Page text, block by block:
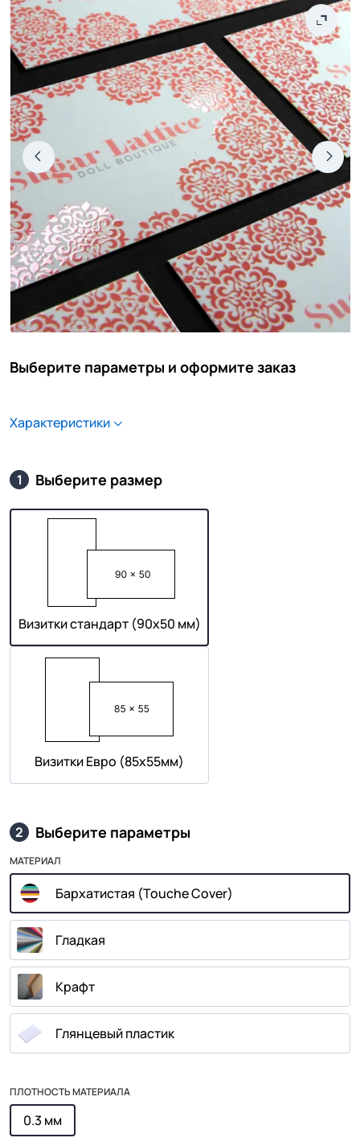
Выберите параметры и оформите заказ
Характеристики
1 Выберите размер
Визитки стандарт (90х50 мм)
Визитки Евро (85х55мм)
2 Выберите параметры
МАТЕРИАЛ
Бархатистая (Touche Cover)
Гладкая
Крафт
Глянцевый пластик
ПЛОТНОСТЬ МАТЕРИАЛА
0.3 мм